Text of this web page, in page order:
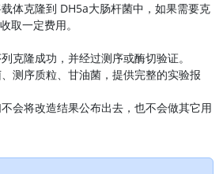
体克隆到 DH5a大肠杆菌中，如果需要克
取一定费用。
克隆成功，并经过测序或酶切验证。
测序质粒、甘油菌，提供完整的实验报
会将改造结果公布出去，也不会做其它用